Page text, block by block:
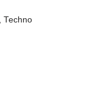
Techno